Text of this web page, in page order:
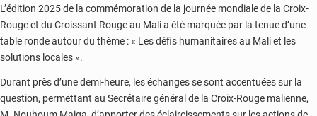
L’édition 2025 de la commémoration de la journée mondiale de la Croix-
Rouge et du Croissant Rouge au Mali a été marquée par la tenue d’une
table ronde autour du thème : « Les défis humanitaires au Mali et les
solutions locales ».
Durant près d’une demi-heure, les échanges se sont accentuées sur la
question, permettant au Secrétaire général de la Croix-Rouge malienne,